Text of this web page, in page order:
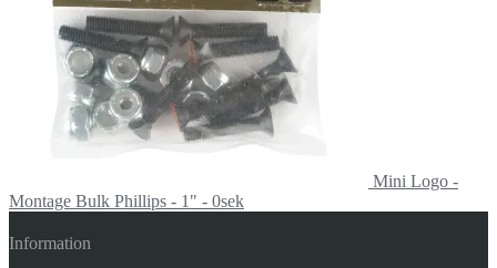
Mini Logo -
Montage Bulk Phillips - 1" - 0sek
Information